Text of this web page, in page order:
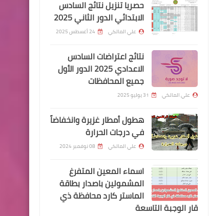
اسماء االرعاية الاجتماعية
خبر مفرح وزارة العمل تطلق
رواتب المتوقفة سبب سيارة
ايفون
لتعذر التحقق من تكاملة
تحميل فودو
حصريا تنزيل نتائج السادس
الابتدائي الدور الثاني 2025
علي المالكي 24 أغسطس 2025
نتائج اعتراضات السادس
الاعدادي 2025 الدور الأول
جميع المحافظات
علي المالكي 31 يوليو 2025
هطول أمطار غزيرة وانخفاضاً
في درجات الحرارة
علي المالكي 08 نوفمبر 2024
اسماء المعين المتفرغ
المشمولين باصدار بطاقة
الماستر كارد محافظة ذي
قار الوجبة التاسعة